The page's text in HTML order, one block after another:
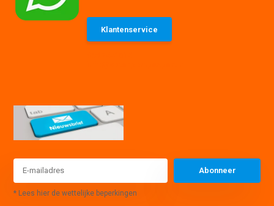
Klantenservice
Abonneer
* Lees hier de wettelijke beperkingen